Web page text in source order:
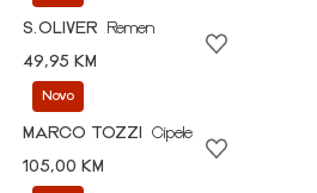
S.OLIVER
Remen
49,95 KM
Novo
MARCO TOZZI
Cipele
105,00 KM